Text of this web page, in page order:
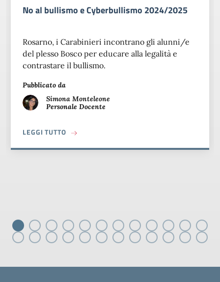
No al bullismo e Cyberbullismo 2024/2025
Rosarno, i Carabinieri incontrano gli alunni/e
del plesso Bosco per educare alla legalità e
contrastare il bullismo.
Pubblicato da
Simona Monteleone
Personale Docente
LEGGI TUTTOA PROPOSITO DI NO AL BULLISMO E